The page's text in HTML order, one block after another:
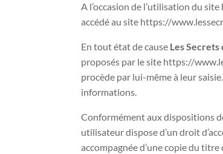
A l’occasion de l’utilisation du
accédé au site https://
En tout état de cause Les
proposés par le site https://
procède par lui-même à leur
informations.
Conformément aux dispositions
utilisateur dispose d’un droit
accompagnée d’une copie du